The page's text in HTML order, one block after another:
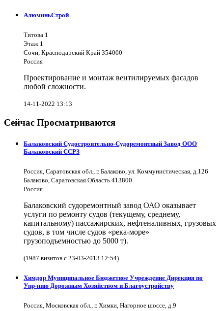
АлюминьСтрой
Титова 1
Этаж 1
Сочи, Краснодарский Край 354000
Россия
Проектирование и монтаж вентилируемых фасадов
любой сложности.
14-11-2022 13:13
Сейчас Просматриваются
Балаковский Судостроительно-Судоремонтный Завод ООО
Балаковский ССРЗ
Россия, Саратовская обл., г. Балаково, ул. Коммунистическая, д.126
Балаково, Саратовская Область 413800
Россия
Балаковский судоремонтный завод ОАО оказывает
услуги по ремонту судов (текущему, среднему,
капитальному) пассажирских, нефтеналивных, грузовых
судов, в том числе судов «река-море»
грузоподъемностью до 5000 т).
(1987 визитов с 23-03-2013 12:54)
Химдор Муниципальное Бюджетное Учреждение Дирекция по
Упр-нию Дорожным Хозяйством и Благоустройству
Россия, Московская обл., г. Химки, Нагорное шоссе, д.9